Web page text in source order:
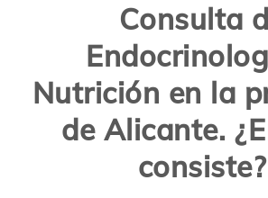
Consulta
Nutrición en la
de Alicante.
consiste?